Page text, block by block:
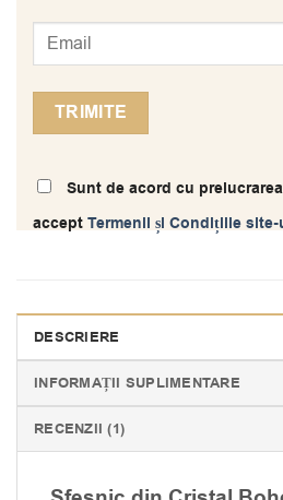
Sunt de acord cu
acceptTermenii și Condițiile
DESCRIERE
INFORMAȚII SUPLIMENTARE
RECENZII (1)